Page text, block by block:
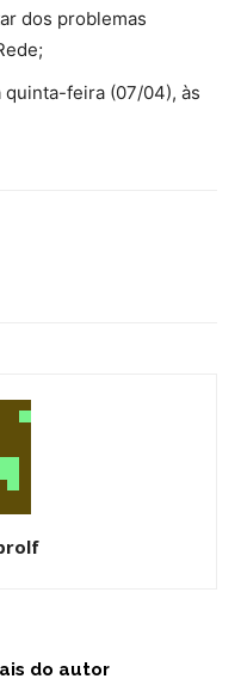
dos problemas
quinta-feira (07/04), às
do autor